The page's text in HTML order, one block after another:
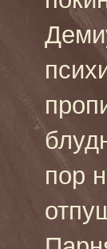
пор